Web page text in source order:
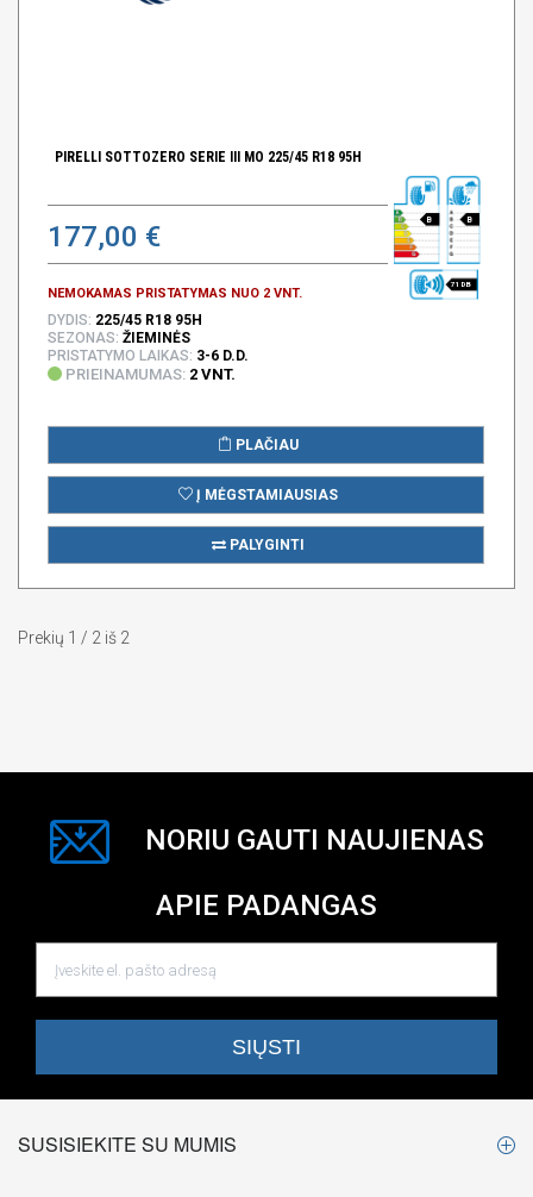
PIRELLI SOTTOZERO SERIE III MO 225/45 R18 95H
177,00 €
NEMOKAMAS PRISTATYMAS NUO 2 VNT.
B B
71 DB
DYDIS: 225/45 R18 95H
SEZONAS: ŽIEMINĖS
PRISTATYMO LAIKAS: 3-6 D.D.
PRIEINAMUMAS: 2 VNT.
PLAČIAU
Į MĖGSTAMIAUSIAS
PALYGINTI
Prekių 1 / 2 iš 2
NORIU GAUTI NAUJIENAS
APIE PADANGAS
SUSISIEKITE SU MUMIS